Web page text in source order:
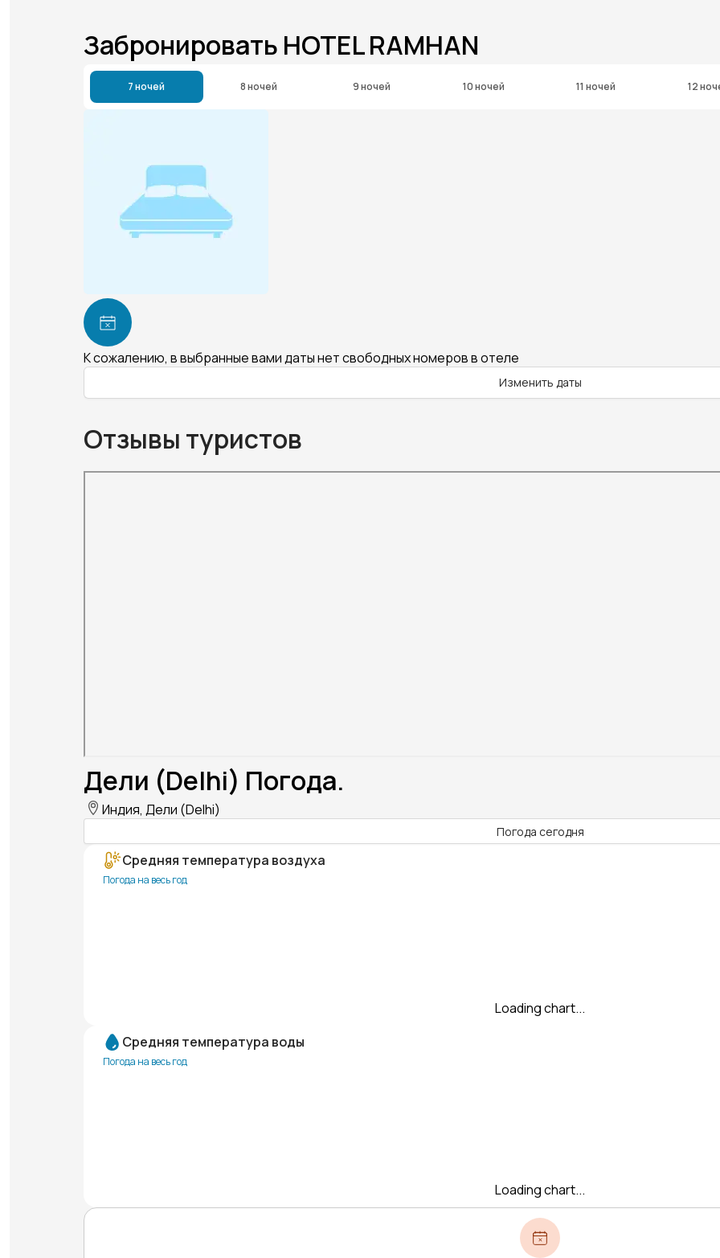
Забронировать HOTEL RAMHAN
7 ночей 8 ночей 9 ночей 10 ночей 11 ночей 12
К сожалению, в выбранные вами даты нет свободных номеров в отеле
Изменить даты
Отзывы туристов
Дели (Delhi) Погода.
Индия, Дели (Delhi)
Погода сегодня
Средняя температура воздуха
Погода на весь год
Loading chart...
Средняя температура воды
Погода на весь год
Loading chart...